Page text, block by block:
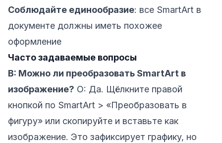
Соблюдайте единообразие: все SmartArt в
документе должны иметь похожее
оформление
Часто задаваемые вопросы
В: Можно ли преобразовать SmartArt в
изображение? О: Да. Щёлкните правой
кнопкой по SmartArt > «Преобразовать в
фигуру» или скопируйте и вставьте как
изображение. Это зафиксирует графику, но